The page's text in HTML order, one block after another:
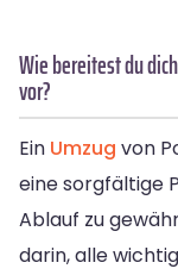
Wie bereitest du
vor?
Ein Umzug von
eine sorgfältige
Ablauf zu
darin, alle